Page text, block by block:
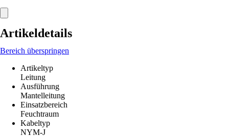
Artikeldetails
Bereich überspringen
Artikeltyp
Leitung
Ausführung
Mantelleitung
Einsatzbereich
Feuchtraum
Kabeltyp
NYM-J